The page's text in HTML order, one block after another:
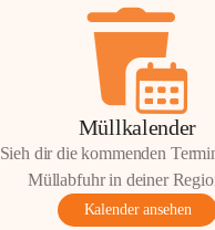
Müllkalender
Sieh dir die kommenden
Müllabfuhr in deiner
Kalender ansehen